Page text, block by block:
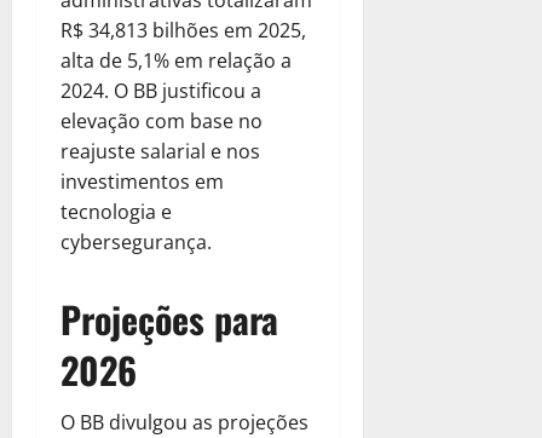
R$ 34,813 bilhões em 2025,
alta de 5,1% em relação a
2024. O BB justificou a
elevação com base no
reajuste salarial e nos
investimentos em
tecnologia e
cybersegurança.
Projeções para
2026
O BB divulgou as projeções